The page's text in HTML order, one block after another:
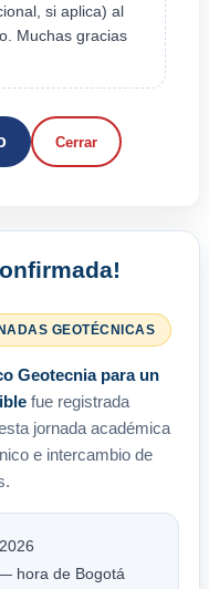
si aplica) al
Muchas gracias
Cerrar
GEOTÉCNICAS
Geotecnia para un
fue registrada
jornada académica
e intercambio de
hora de Bogotá